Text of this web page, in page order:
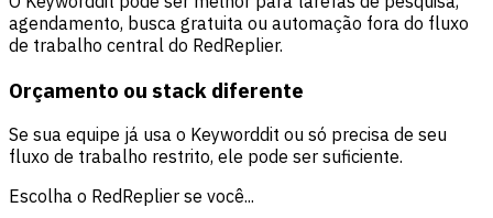
agendamento, busca gratuita ou automação fora do fluxo
de trabalho central do RedReplier.
Orçamento ou stack diferente
Se sua equipe já usa o Keyworddit ou só precisa de seu
fluxo de trabalho restrito, ele pode ser suficiente.
Escolha o RedReplier se você...